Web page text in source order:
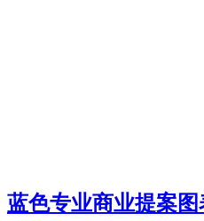
蓝色专业商业提案图